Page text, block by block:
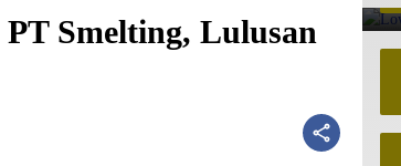
Smelting, Lulusan